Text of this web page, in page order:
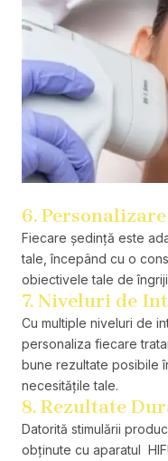
6.
Fiecare ședință este
tale, începând cu o
obiectivele tale de
7. Niveluri de
Cu multiple niveluri de
personaliza fiecare
bune rezultate posibile
necesitățile tale.
8. Rezultate
Datorită stimulării
obținute cu aparatul